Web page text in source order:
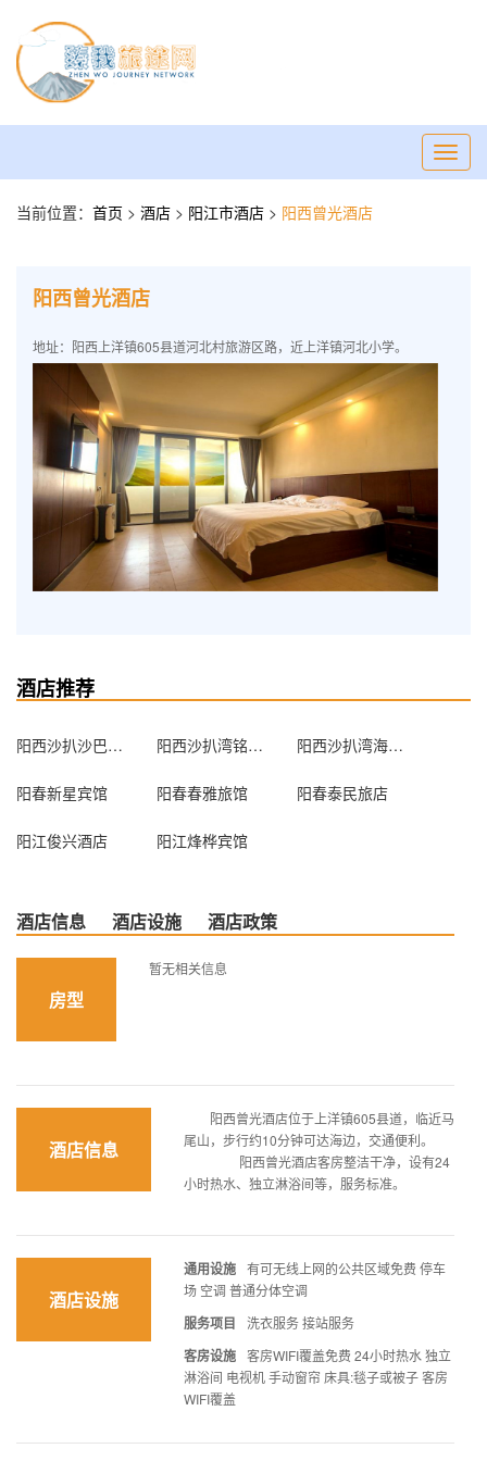
当前位置： 首页 > 酒店 > 阳江市酒店 > 阳西曾光酒店
阳西曾光酒店
地址：阳西上洋镇605县道河北村旅游区路，近上洋镇河北小学。
酒店推荐
阳西沙扒沙巴岛海湾酒店 阳西沙扒湾铭居假日酒店 阳西沙扒湾海悦假日酒店
阳春新星宾馆 阳春春雅旅馆 阳春泰民旅店
阳江俊兴酒店 阳江烽桦宾馆
酒店信息 酒店设施 酒店政策
房型
暂无相关信息
酒店信息
阳西曾光酒店位于上洋镇605县道，临近马
尾山，步行约10分钟可达海边，交通便利。
阳西曾光酒店客房整洁干净，设有24
小时热水、独立淋浴间等，服务标准。
酒店设施
通用设施 有可无线上网的公共区域免费 停车
场 空调 普通分体空调
服务项目 洗衣服务 接站服务
客房设施 客房WIFI覆盖免费 24小时热水 独立
淋浴间 电视机 手动窗帘 床具:毯子或被子 客房
WIFI覆盖